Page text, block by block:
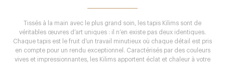
Tissés à la main avec le plus grand soin, les tapis Kilims sont de
véritables œuvres d’art uniques : il n’en existe pas deux identiques.
Chaque tapis est le fruit d’un travail minutieux où chaque détail est pris
en compte pour un rendu exceptionnel. Caractérisés par des couleurs
vives et impressionnantes, les Kilims apportent éclat et chaleur à votre